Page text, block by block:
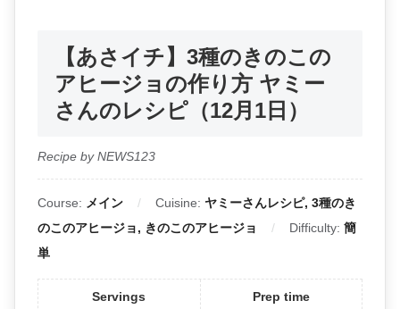
【あさイチ】3種のきのこの
アヒージョの作り方 ヤミー
さんのレシピ（12月1日）
Recipe by NEWS123
Course: メイン Cuisine: ヤミーさんレシピ, 3種のき
のこのアヒージョ, きのこのアヒージョ
Difficulty: 簡
単
Servings
Prep time